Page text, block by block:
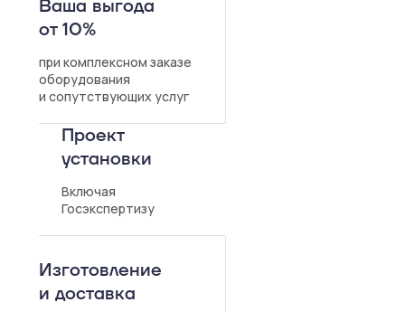
Ваша выгода
от 10%
при комплексном заказе
оборудования
и сопутствующих услуг
Проект
установки
Включая
Госэкспертизу
Изготовление
и доставка